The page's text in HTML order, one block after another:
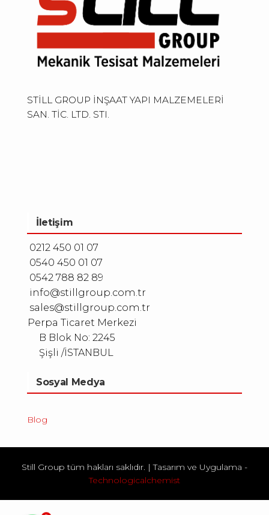
STİLL GROUP İNŞAAT YAPI MALZEMELERİ
SAN. TİC. LTD. STI.
İletişim
0212 450 01 07
0540 450 01 07
0542 788 82 89
info@stillgroup.com.tr
sales@stillgroup.com.tr
Perpa Ticaret Merkezi
B Blok No: 2245
Şişli /İSTANBUL
Sosyal Medya
Blog
Still Group tüm hakları saklıdır. |Tasarım ve Uygulama -
Technologicalchemist